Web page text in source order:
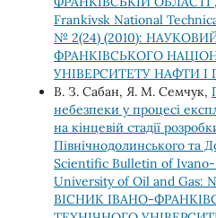
Frankivsk National
№ 2(24) (2010):
ФРАНКІВСЬКОГО
УНІВЕРСИТЕТУ НАФТИ І
В. З. Сабан, Я. М. Семчук,
небезпеки у процесі
на кінцевій стадії
Північнодолинського та
Scientific Bulletin of
University of Oil and
ВІСНИК ІВАНО-